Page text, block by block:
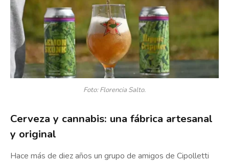
Foto: Florencia Salto.
Cerveza y cannabis: una fábrica artesanal
y original
Hace más de diez años un grupo de amigos de Cipolletti